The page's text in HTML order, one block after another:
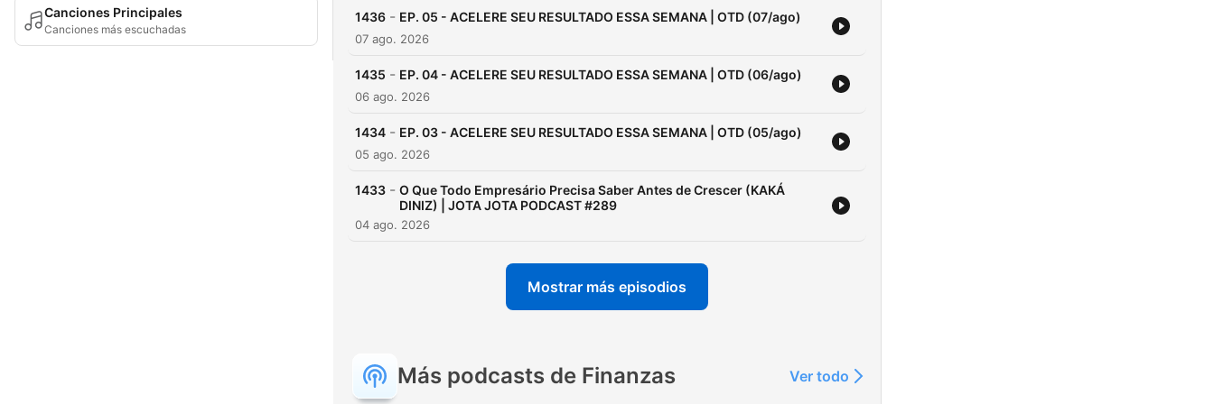
Canciones Principales
Canciones más escuchadas
começa com clareza, disciplina
1436 - EP. 05 - ACELERE SEU RESULTADO ESSA SEMANA | OTD (07/ago)
07 ago. 2026
1435 - EP. 04 - ACELERE SEU RESULTADO ESSA SEMANA | OTD (06/ago)
06 ago. 2026
1434 - EP. 03 - ACELERE SEU RESULTADO ESSA SEMANA | OTD (05/ago)
05 ago. 2026
1433 - O Que Todo Empresário Precisa Saber Antes de Crescer (KAKÁ
DINIZ) | JOTA JOTA PODCAST #289
04 ago. 2026
Mostrar más episodios
Más podcasts de Finanzas Ver todo